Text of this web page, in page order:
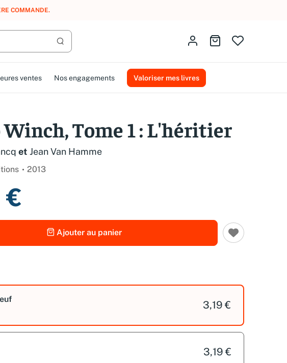
LE CLUB AMMAREAL.
Lancer la recherche
Identifiez-vousAller au panier
ventes Nos engagements Valoriser mes livres
Winch, Tome 1 : L'héritier
et Jean Van Hamme
2013
€
Ajouter au panier
3,19 €
3,19 €